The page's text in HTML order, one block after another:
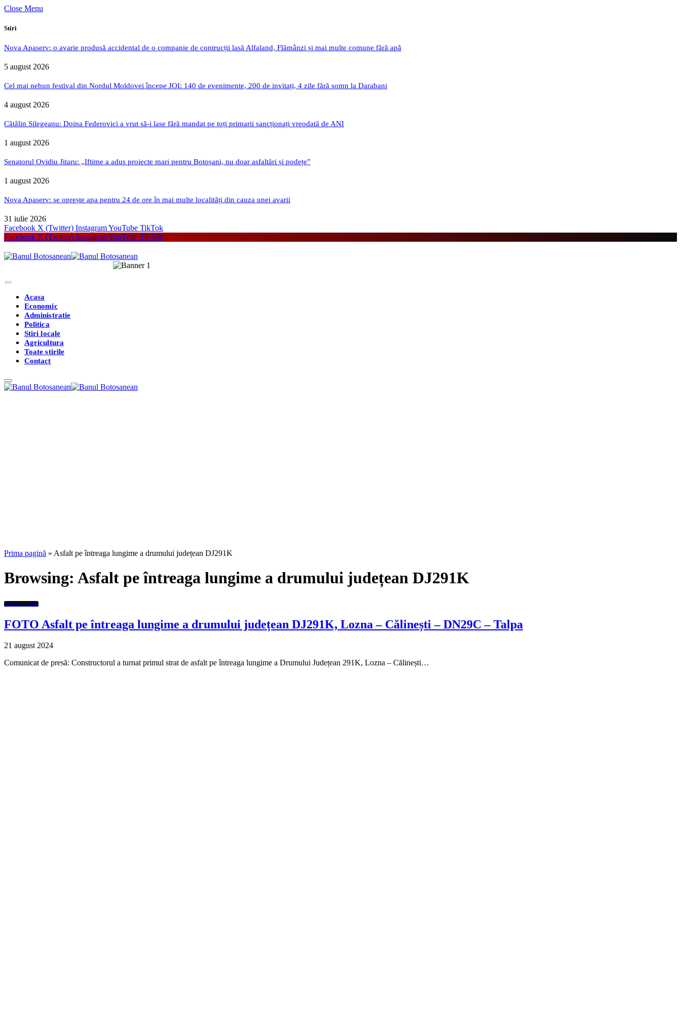
Close Menu
Stiri
Nova Apaserv: o avarie produsă accidental de o companie de contrucții lasă Alfaland, Flămânzi și mai multe comune fără apă
5 august 2026
Cel mai nebun festival din Nordul Moldovei începe JOI: 140 de evenimente, 200 de invitați, 4 zile fără somn la Darabani
4 august 2026
Cătălin Silegeanu: Doina Federovici a vrut să-i lase fără mandat pe toți primarii sancționați vreodată de ANI
1 august 2026
Senatorul Ovidiu Jitaru: „Iftime a adus proiecte mari pentru Botoșani, nu doar asfaltări și podețe”
1 august 2026
Nova Apaserv: se oprește apa pentru 24 de ore în mai multe localități din cauza unei avarii
31 iulie 2026
Facebook X (Twitter) InstagramYouTube TikTok
Facebook X (Twitter) InstagramYouTube TikTok
Acasa
Economic
Administratie
Politica
Stiri locale
Agricultura
Toate stirile
Contact
Prima pagină » Asfalt pe întreaga lungime a drumului județean DJ291K
Browsing: Asfalt pe întreaga lungime a drumului județean DJ291K
Administratie
FOTO Asfalt pe întreaga lungime a drumului județean DJ291K, Lozna – Călinești – DN29C – Talpa
21 august 2024
Comunicat de presă: Constructorul a turnat primul strat de asfalt pe întreaga lungime a Drumului Județean 291K, Lozna – Călinești…